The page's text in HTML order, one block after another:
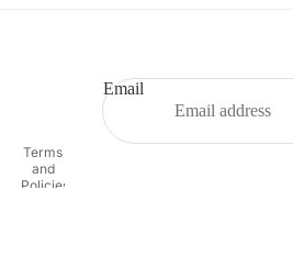
Email
Terms
and
Policies
Terms of service
Contact information